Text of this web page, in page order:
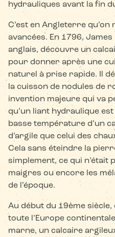
hydrauliques avant la fin
C’est en Angleterre
avancées. En 1796,
anglais, découvre un
pour donner après une
naturel à prise rapide. Il
la cuisson de nodules de
invention majeure qui va
qu’un liant hydraulique
basse température d’un
d’argile que celui des
Cela sans éteindre la
simplement, ce qui n’était
maigres ou encore les
de l’époque.
Au début du 19ème
toute l’Europe
marne, un calcaire